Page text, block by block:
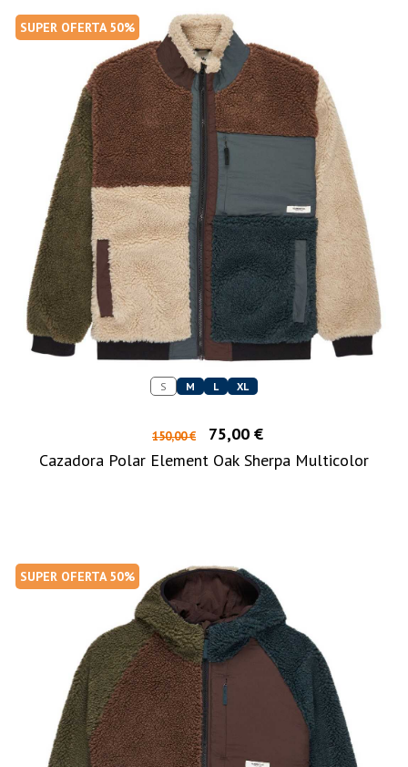
SUPER OFERTA 50%
S M L XL
150,00 €
75,00 €
Cazadora Polar Element Oak Sherpa Multicolor
SUPER OFERTA 50%